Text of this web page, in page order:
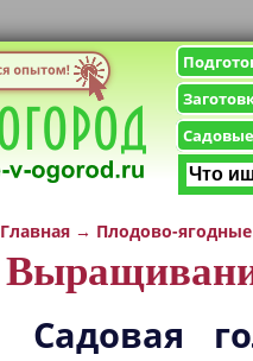
Главная → Плодово-
Садовая